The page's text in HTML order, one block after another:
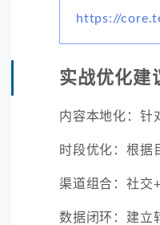
https://
实战优化建
内容本地化：针
时段优化：根据
渠道组合：社交
数据闭环：建立